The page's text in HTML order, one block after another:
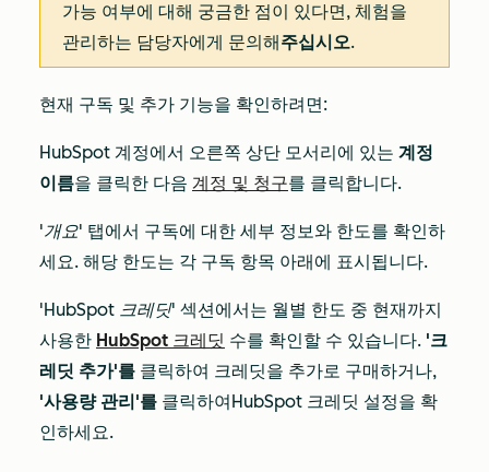
가능 여부에 대해 궁금한 점이 있다면, 체험을
관리하는 담당자에게 문의해주십시오.
현재 구독 및 추가 기능을 확인하려면:
HubSpot 계정에서 오른쪽 상단 모서리에 있는 계정
이름을 클릭한 다음 계정 및 청구를 클릭합니다.
'개요' 탭에서 구독에 대한 세부 정보와 한도를 확인하
세요. 해당 한도는 각 구독 항목 아래에 표시됩니다.
'HubSpot 크레딧' 섹션에서는 월별 한도 중 현재까지
사용한 HubSpot 크레딧 수를 확인할 수 있습니다. '크
레딧 추가'를 클릭하여 크레딧을 추가로 구매하거나,
'사용량 관리'를 클릭하여HubSpot 크레딧 설정을 확
인하세요.